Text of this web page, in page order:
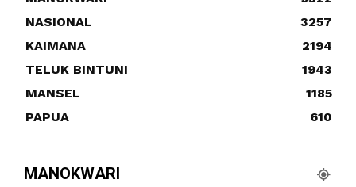
NASIONAL
3257
KAIMANA
2194
TELUK BINTUNI
1943
MANSEL
1185
PAPUA
610
MANOKWARI